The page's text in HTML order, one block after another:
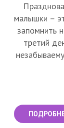
малышки –
запомнить
третий